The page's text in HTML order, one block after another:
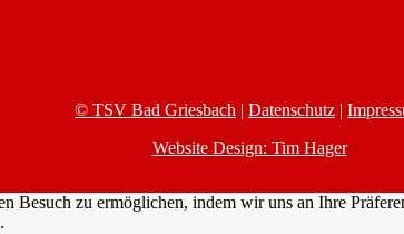
© TSV Bad Griesbach | Datenschutz |
Website Design: Tim Hager
Besuch zu ermöglichen, indem wir uns an Ihre